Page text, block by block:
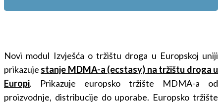
Novi modul Izvješća o tržištu droga u Europskoj uniji
prikazuje stanje MDMA-a (ecstasy) na tržištu droga u
Europi. Prikazuje europsko tržište MDMA-a od
proizvodnje, distribucije do uporabe. Europsko tržište